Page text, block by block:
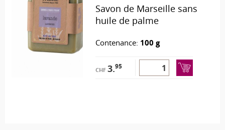
Savon de Marseille sans
huile de palme
Contenance: 100 g
CHF 3.95